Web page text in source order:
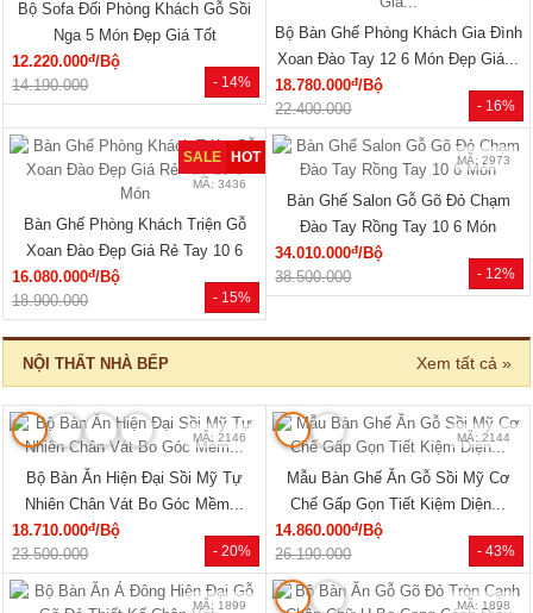
- 14%
Bộ Sofa Đối Phòng Khách Gỗ Sồi
Nga 5 Món Đẹp Giá Tốt
12.220.000đ/Bộ
14.190.000
- 16%
Bộ Bàn Ghế Phòng Khách Gia Đình
Xoan Đào Tay 12 6 Món Đẹp Giá...
18.780.000đ/Bộ
22.400.000
- 15%
SALE HOT
MÃ: 3436
Bàn Ghế Phòng Khách Triện Gỗ
Xoan Đào Đẹp Giá Rẻ Tay 10 6
Món
16.080.000đ/Bộ
18.900.000
- 12%
MÃ: 2973
Bàn Ghế Salon Gỗ Gõ Đỏ Chạm
Đào Tay Rồng Tay 10 6 Món
34.010.000đ/Bộ
38.500.000
NỘI THẤT NHÀ BẾP Xem tất cả »
- 20%
MÃ: 2146
Bộ Bàn Ăn Hiện Đại Sồi Mỹ Tự
Nhiên Chân Vát Bo Góc Mềm...
18.710.000đ/Bộ
23.500.000
- 43%
MÃ: 2144
Mẫu Bàn Ghế Ăn Gỗ Sồi Mỹ Cơ
Chế Gấp Gọn Tiết Kiệm Diện...
14.860.000đ/Bộ
26.190.000
MÃ: 1899 MÃ: 1898